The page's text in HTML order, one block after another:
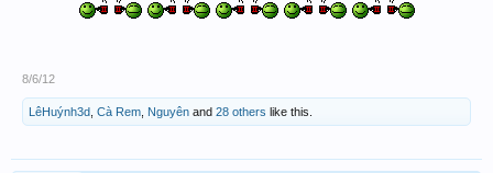
8/6/12
LêHuýnh3d Cà Rem Nguyên and 28 others like this.